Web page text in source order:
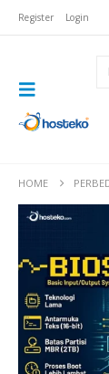
Register Login
HOME